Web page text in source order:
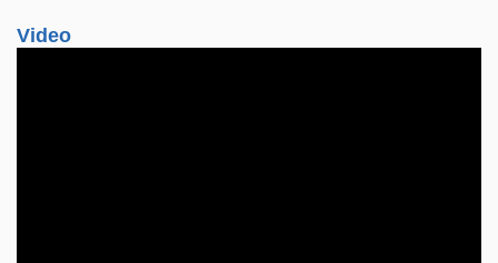
Video